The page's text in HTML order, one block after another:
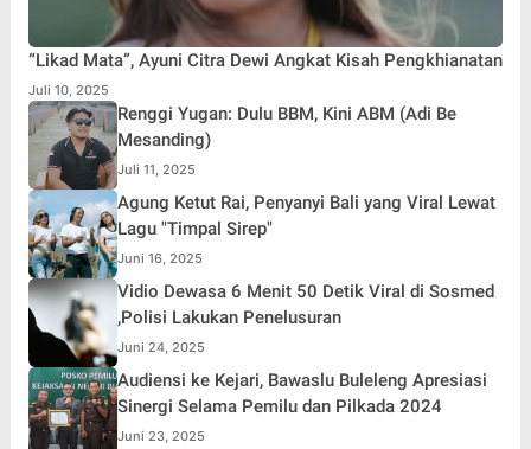
“Likad Mata”, Ayuni Citra Dewi Angkat Kisah Pengkhianatan
Juli 10, 2025
Renggi Yugan: Dulu BBM, Kini ABM (Adi Be
Mesanding)
Juli 11, 2025
Agung Ketut Rai, Penyanyi Bali yang Viral Lewat
Lagu "Timpal Sirep"
Juni 16, 2025
Vidio Dewasa 6 Menit 50 Detik Viral di Sosmed
,Polisi Lakukan Penelusuran
Juni 24, 2025
Audiensi ke Kejari, Bawaslu Buleleng Apresiasi
Sinergi Selama Pemilu dan Pilkada 2024
Juni 23, 2025